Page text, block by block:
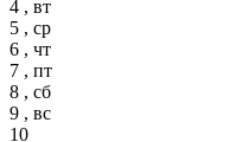
4 , вт
5 , ср
6 , чт
7 , пт
8 , сб
9 , вс
10